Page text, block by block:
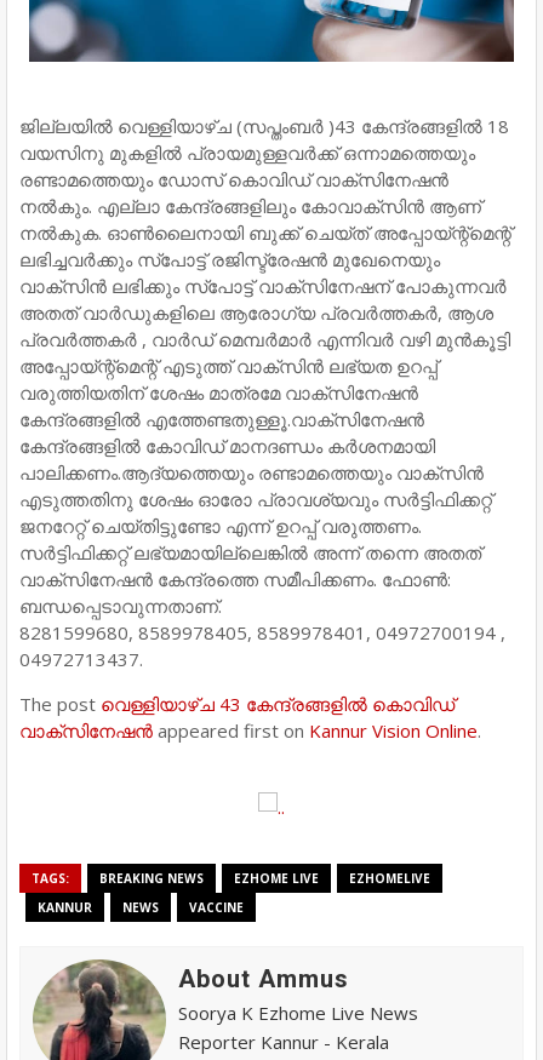
ജില്ലയിൽ വെള്ളിയാഴ്ച (സപ്തംബർ )43 കേന്ദ്രങ്ങളിൽ 18
വയസിനു മുകളിൽ പ്രായമുള്ളവർക്ക് ഒന്നാമത്തെയും
രണ്ടാമത്തെയും ഡോസ് കൊവിഡ് വാക്‌സിനേഷൻ
നൽകും. എല്ലാ കേന്ദ്രങ്ങളിലും കോവാക്‌സിൻ ആണ്
നൽകുക. ഓൺലൈനായി ബുക്ക് ചെയ്ത് അപ്പോയ്ന്റ്മെന്റ്
ലഭിച്ചവർക്കും സ്പോട്ട് രജിസ്ട്രേഷൻ മുഖേനെയും
വാക്‌സിൻ ലഭിക്കും സ്പോട്ട് വാക്സിനേഷന് പോകുന്നവർ
അതത് വാർഡുകളിലെ ആരോഗ്യ പ്രവർത്തകർ, ആശ
പ്രവർത്തകർ , വാർഡ് മെമ്പർമാർ എന്നിവർ വഴി മുൻകൂട്ടി
അപ്പോയ്ന്റ്മെന്റ് എടുത്ത് വാക്‌സിൻ ലഭ്യത ഉറപ്പ്
വരുത്തിയതിന് ശേഷം മാത്രമേ വാക്‌സിനേഷൻ
കേന്ദ്രങ്ങളിൽ എത്തേണ്ടതുള്ളൂ.വാക്‌സിനേഷൻ
കേന്ദ്രങ്ങളിൽ കോവിഡ് മാനദണ്ഡം കർശനമായി
പാലിക്കണം.ആദ്യത്തെയും രണ്ടാമത്തെയും വാക്‌സിൻ
എടുത്തതിനു ശേഷം ഓരോ പ്രാവശ്യവും സർട്ടിഫിക്കറ്റ്
ജനറേറ്റ് ചെയ്തിട്ടുണ്ടോ എന്ന് ഉറപ്പ് വരുത്തണം.
സർട്ടിഫിക്കറ്റ് ലഭ്യമായില്ലെങ്കിൽ അന്ന് തന്നെ അതത്
വാക്‌സിനേഷൻ കേന്ദ്രത്തെ സമീപിക്കണം. ഫോൺ:
ബന്ധപ്പെടാവുന്നതാണ്.
8281599680, 8589978405, 8589978401, 04972700194 ,
04972713437.
The post വെള്ളിയാഴ്ച 43 കേന്ദ്രങ്ങളിൽ കൊവിഡ്
വാക്‌സിനേഷൻ appeared first on Kannur Vision Online.
TAGS: BREAKING NEWS EZHOME LIVE
EZHOMELIVE
KANNUR
NEWS VACCINE
About Ammus
Soorya K Ezhome Live News
Reporter Kannur - Kerala